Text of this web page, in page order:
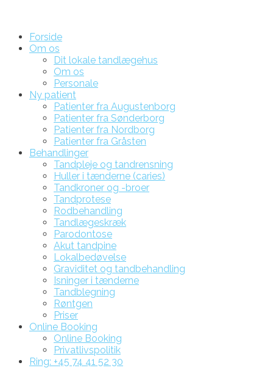
Forside
Om os
Dit lokale tandlægehus
Om os
Personale
Ny patient
Patienter fra Augustenborg
Patienter fra Sønderborg
Patienter fra Nordborg
Patienter fra Gråsten
Behandlinger
Tandpleje og tandrensning
Huller i tænderne (caries)
Tandkroner og -broer
Tandprotese
Rodbehandling
Tandlægeskræk
Parodontose
Akut tandpine
Lokalbedøvelse
Graviditet og tandbehandling
Isninger i tænderne
Tandblegning
Røntgen
Priser
Online Booking
Online Booking
Privatlivspolitik
Ring: +45 74 41 52 30